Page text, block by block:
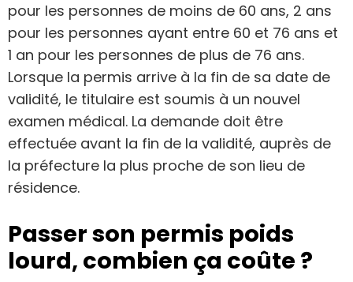
pour les personnes de moins de 60 ans, 2 ans
pour les personnes ayant entre 60 et 76 ans et
1 an pour les personnes de plus de 76 ans.
Lorsque la permis arrive à la fin de sa date de
validité, le titulaire est soumis à un nouvel
examen médical. La demande doit être
effectuée avant la fin de la validité, auprès de
la préfecture la plus proche de son lieu de
résidence.
Passer son permis poids
lourd, combien ça coûte ?